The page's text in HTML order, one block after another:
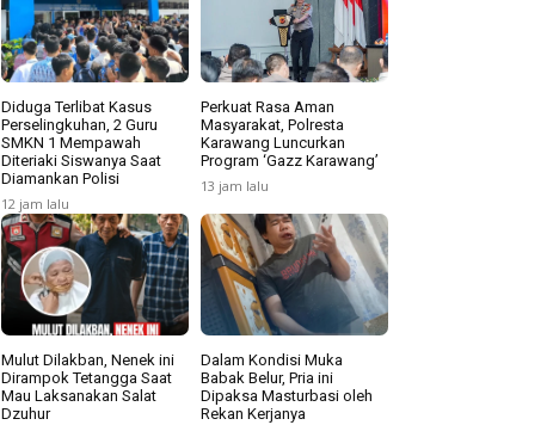
Diduga Terlibat Kasus
Perselingkuhan, 2 Guru
SMKN 1 Mempawah
Diteriaki Siswanya Saat
Diamankan Polisi
12 jam lalu
Perkuat Rasa Aman
Masyarakat, Polresta
Karawang Luncurkan
Program ‘Gazz Karawang’
13 jam lalu
Mulut Dilakban, Nenek ini
Dirampok Tetangga Saat
Mau Laksanakan Salat
Dzuhur
Dalam Kondisi Muka
Babak Belur, Pria ini
Dipaksa Masturbasi oleh
Rekan Kerjanya